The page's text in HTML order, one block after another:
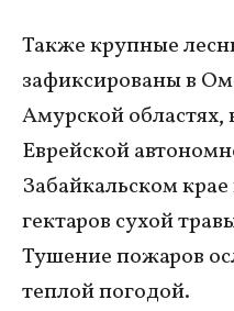
Также крупные
зафиксированы в
Амурской областях,
Еврейской
Забайкальском
гектаров сухой
Тушение пожаров
теплой погодой.